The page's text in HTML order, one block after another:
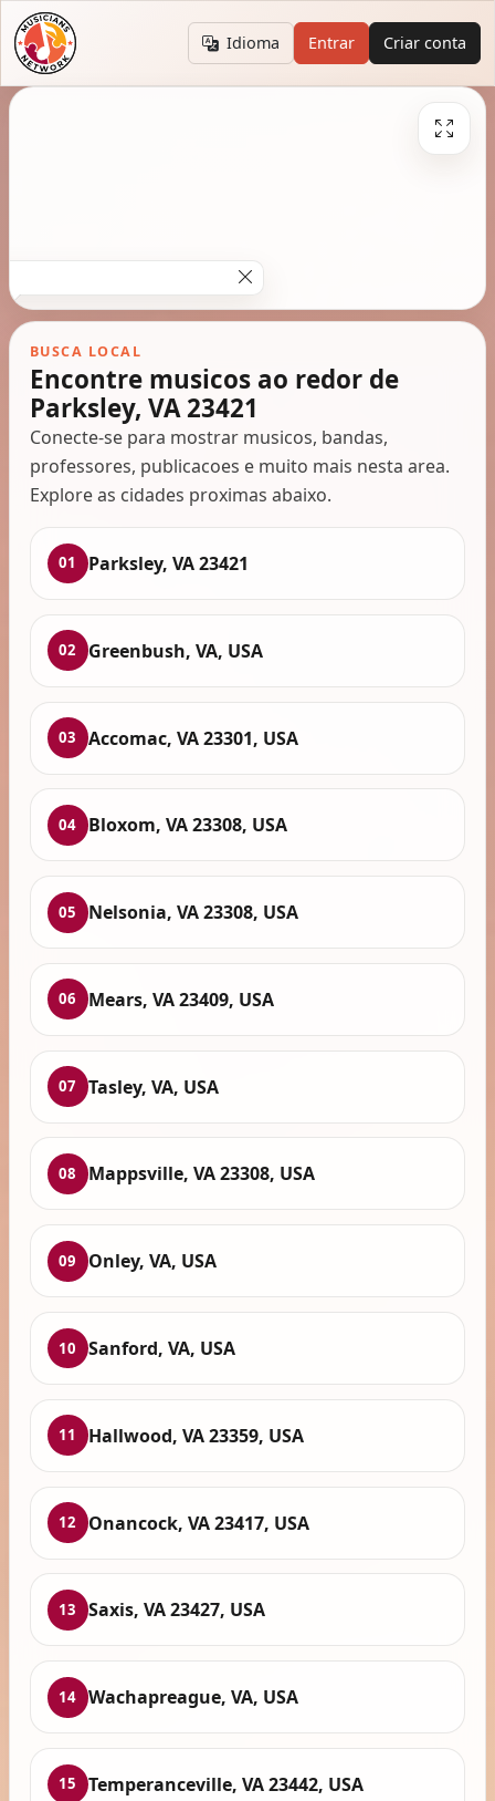
Idioma Entrar Criar conta
BUSCA LOCAL
Encontre musicos ao redor de
Parksley, VA 23421
Conecte-se para mostrar musicos, bandas,
professores, publicacoes e muito mais nesta area.
Explore as cidades proximas abaixo.
01 Parksley, VA 23421
02 Greenbush, VA, USA
03 Accomac, VA 23301, USA
04 Bloxom, VA 23308, USA
05 Nelsonia, VA 23308, USA
06 Mears, VA 23409, USA
07 Tasley, VA, USA
08 Mappsville, VA 23308, USA
09 Onley, VA, USA
10 Sanford, VA, USA
11 Hallwood, VA 23359, USA
12 Onancock, VA 23417, USA
13 Saxis, VA 23427, USA
14 Wachapreague, VA, USA
15 Temperanceville, VA 23442, USA